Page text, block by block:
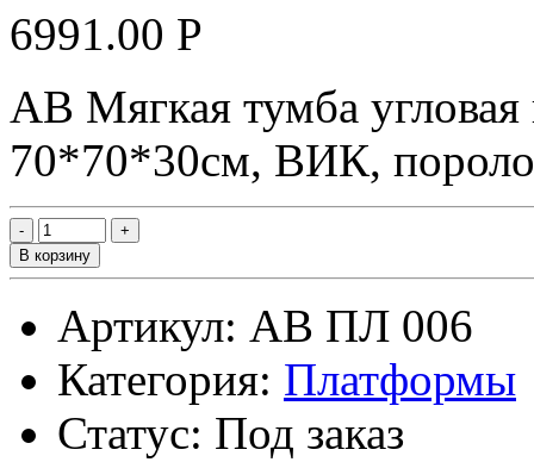
6991.00 Р
АВ Мягкая тумба
70*70*30см, ВИК,
В корзину
Артикул: АВ ПЛ 006
Категория: Платформы
Статус: Под заказ